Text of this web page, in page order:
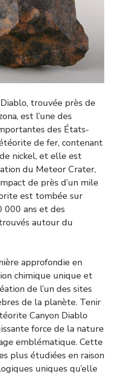
trouvée près de
est l’une des
des États-
de fer, contenant
nickel, et elle est
du Meteor Crater,
de près d’un mile
est tombée sur
000 ans et des
autour du
approfondie en
chimique unique et
de l’un des sites
de la planète. Tenir
Canyon Diablo
force de la nature
emblématique. Cette
plus étudiées en raison
uniques qu’elle